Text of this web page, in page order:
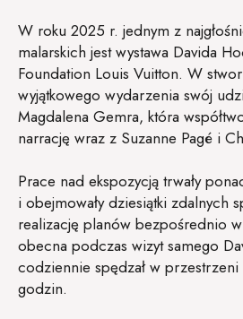
W roku 2025 r. jednym z
malarskich jest wystawa Davida
Foundation Louis Vuitton. W
wyjątkowego wydarzenia swój
Magdalena Gemra, która
narrację wraz z Suzanne Pagé i
Prace nad ekspozycją trwały
i obejmowały dziesiątki zdalnych
realizację planów bezpośrednio w
obecna podczas wizyt samego
codziennie spędzał w przestrzeni
godzin.